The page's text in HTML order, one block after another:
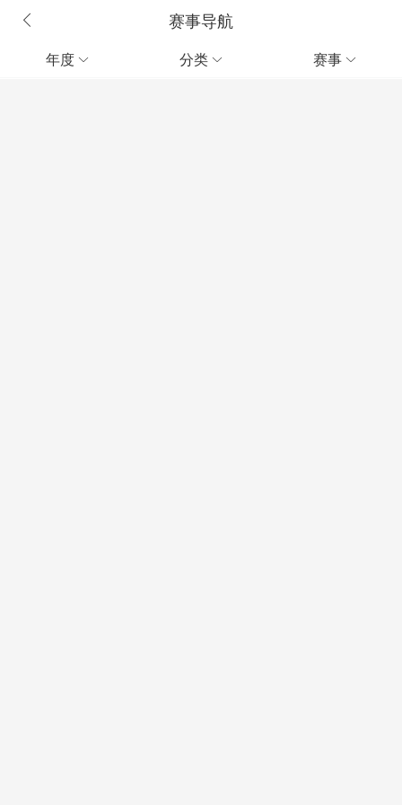
赛事导航
年度  分类  赛事 